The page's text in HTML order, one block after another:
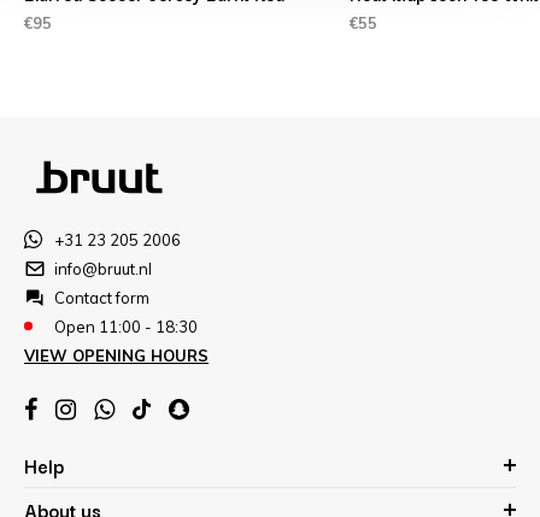
€95 €55
+31 23 205 2006
info@bruut.nl
Contact form
Open 11:00 - 18:30
VIEW OPENING HOURS
Help
About us